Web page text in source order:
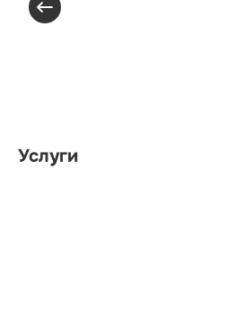
Услуги